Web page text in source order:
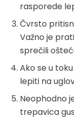
rasporede
Čvrsto
Važno je
sprečili
Ako se u
lepiti na
Neophodno
trepavica